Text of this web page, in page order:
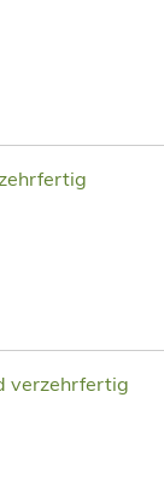
verzehrfertig